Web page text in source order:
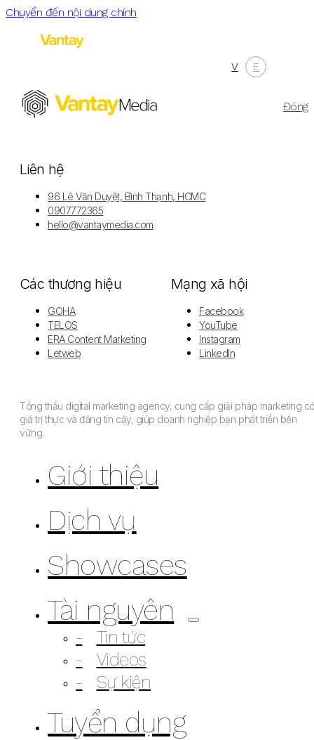
Chuyển đến nội dung chính
V E
Đóng
Liên hệ
96 Lê Văn Duyệt, Bình Thạnh, HCMC
0907772365
hello@vantaymedia.com
Các thương hiệu
GOHA
TELOS
ERA Content Marketing
Letweb
Mạng xã hội
Facebook
YouTube
Instagram
LinkedIn
Tổng thầu digital marketing agency, cung cấp giải pháp marketing
giá trị thực và đáng tin cậy, giúp doanh nghiệp bạn phát triển bền
vững.
Giới thiệu
Dịch vụ
Showcases
Tài nguyên
Tin tức
Videos
Sự kiện
Tuyển dụng